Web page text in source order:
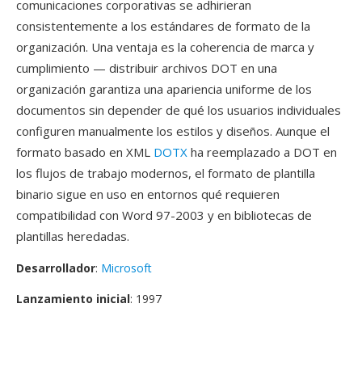
comunicaciones corporativas se adhirieran
consistentemente a los estándares de formato de la
organización. Una ventaja es la coherencia de marca y
cumplimiento — distribuir archivos DOT en una
organización garantiza una apariencia uniforme de los
documentos sin depender de qué los usuarios individuales
configuren manualmente los estilos y diseños. Aunque el
formato basado en XML DOTX ha reemplazado a DOT en
los flujos de trabajo modernos, el formato de plantilla
binario sigue en uso en entornos qué requieren
compatibilidad con Word 97-2003 y en bibliotecas de
plantillas heredadas.
Desarrollador: Microsoft
Lanzamiento inicial: 1997